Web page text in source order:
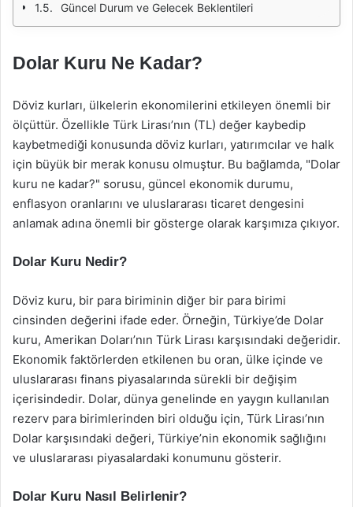
Güncel Durum ve Gelecek Beklentileri
Dolar Kuru Ne Kadar?
Döviz kurları, ülkelerin ekonomilerini etkileyen önemli bir
ölçüttür. Özellikle Türk Lirası’nın (TL) değer kaybedip
kaybetmediği konusunda döviz kurları, yatırımcılar ve halk
için büyük bir merak konusu olmuştur. Bu bağlamda, "Dolar
kuru ne kadar?" sorusu, güncel ekonomik durumu,
enflasyon oranlarını ve uluslararası ticaret dengesini
anlamak adına önemli bir gösterge olarak karşımıza çıkıyor.
Dolar Kuru Nedir?
Döviz kuru, bir para biriminin diğer bir para birimi
cinsinden değerini ifade eder. Örneğin, Türkiye’de Dolar
kuru, Amerikan Doları’nın Türk Lirası karşısındaki değeridir.
Ekonomik faktörlerden etkilenen bu oran, ülke içinde ve
uluslararası finans piyasalarında sürekli bir değişim
içerisindedir. Dolar, dünya genelinde en yaygın kullanılan
rezerv para birimlerinden biri olduğu için, Türk Lirası’nın
Dolar karşısındaki değeri, Türkiye’nin ekonomik sağlığını
ve uluslararası piyasalardaki konumunu gösterir.
Dolar Kuru Nasıl Belirlenir?